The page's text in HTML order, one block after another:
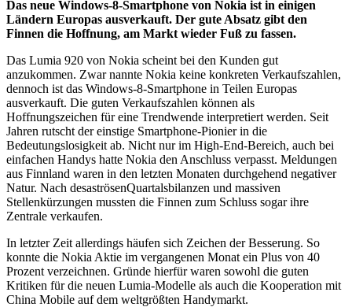
Das neue Windows-8-Smartphone von Nokia ist in einigen
Ländern Europas ausverkauft. Der gute Absatz gibt den
Finnen die Hoffnung, am Markt wieder Fuß zu fassen.
Das Lumia 920 von Nokia scheint bei den Kunden gut
anzukommen. Zwar nannte Nokia keine konkreten Verkaufszahlen,
dennoch ist das Windows-8-Smartphone in Teilen Europas
ausverkauft. Die guten Verkaufszahlen können als
Hoffnungszeichen für eine Trendwende interpretiert werden. Seit
Jahren rutscht der einstige Smartphone-Pionier in die
Bedeutungslosigkeit ab. Nicht nur im High-End-Bereich, auch bei
einfachen Handys hatte Nokia den Anschluss verpasst. Meldungen
aus Finnland waren in den letzten Monaten durchgehend negativer
Natur. Nach desaströsenQuartalsbilanzen und massiven
Stellenkürzungen mussten die Finnen zum Schluss sogar ihre
Zentrale verkaufen.
In letzter Zeit allerdings häufen sich Zeichen der Besserung. So
konnte die Nokia Aktie im vergangenen Monat ein Plus von 40
Prozent verzeichnen. Gründe hierfür waren sowohl die guten
Kritiken für die neuen Lumia-Modelle als auch die Kooperation mit
China Mobile auf dem weltgrößten Handymarkt.